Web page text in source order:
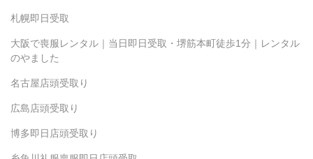
札幌即日受取
大阪で喪服レンタル｜当日即日受取・堺筋本町徒歩1分｜レンタル
のやました
名古屋店頭受取り
広島店頭受取り
博多即日店頭受取り